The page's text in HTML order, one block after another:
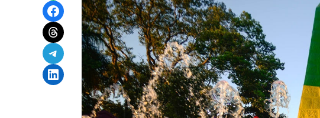
Share on Facebook
Share on Threads
Share on Telegram
Share on LinkedIn